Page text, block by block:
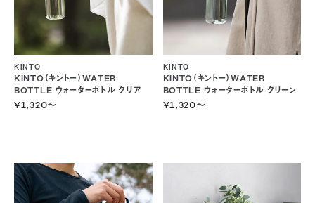
KINTO（キントー）WATER
BOTTLE ウォーターボトル クリア
KINTO
〜
¥1,320
KINTO（キントー）WATER
BOTTLE ウォーターボトル グリーン
KINTO
〜
¥1,320